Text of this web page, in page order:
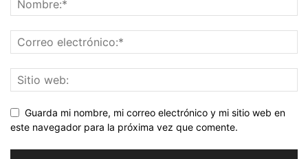
Guarda mi nombre, mi correo electrónico y mi sitio web en
este navegador para la próxima vez que comente.